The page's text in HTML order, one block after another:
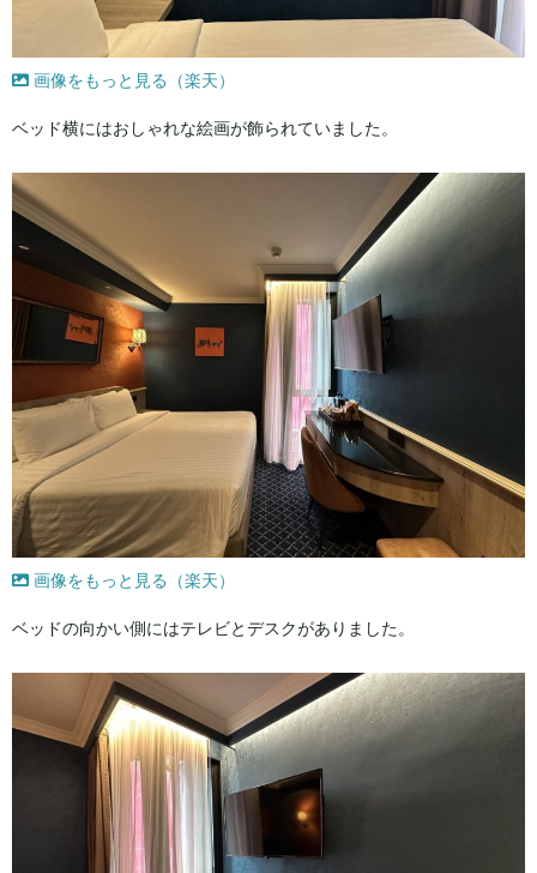
画像をもっと見る（楽天）
ベッド横にはおしゃれな絵画が飾られていました。
画像をもっと見る（楽天）
ベッドの向かい側にはテレビとデスクがありました。